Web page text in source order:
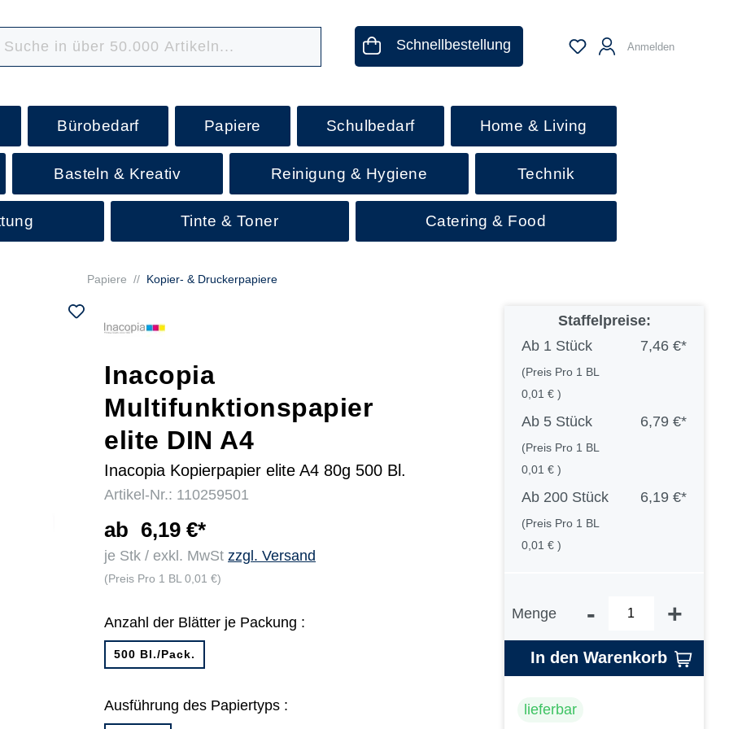
Schnellbestellung Anmelden
Bürobedarf Papiere Schulbedarf Home & Living
Basteln & Kreativ Reinigung & Hygiene Technik
Tinte & Toner Catering & Food
Papiere // Kopier- & Druckerpapiere
Inacopia
Multifunktionspapier
elite DIN A4
Inacopia Kopierpapier elite A4 80g 500 Bl.
Artikel-Nr.: 110259501
ab 6,19 €*
je Stk / exkl. MwSt zzgl. Versand
(Preis Pro 1 BL 0,01 €)
Anzahl der Blätter je Packung :
500 Bl./Pack.
Ausführung des Papiertyps :
Staffelpreise:
Ab 1 Stück 7,46 €*
(Preis Pro 1 BL
0,01 € )
Ab 5 Stück 6,79 €*
(Preis Pro 1 BL
0,01 € )
Ab 200 Stück 6,19 €*
(Preis Pro 1 BL
0,01 € )
Menge - +
In den Warenkorb
lieferbar